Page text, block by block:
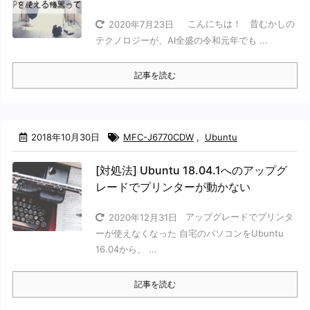
2020年7月23日
こんにちは！ 昔むかしの
テクノロジーが、AI全盛の令和元年でも ...
記事を読む
2018年10月30日 MFC-J6770CDW , Ubuntu
[対処法] Ubuntu 18.04.1へのアップグ
レードでプリンターが動かない
2020年12月31日
アップグレードでプリンタ
ーが使えなくなった 自宅のパソコンをUbuntu
16.04から、 ...
記事を読む